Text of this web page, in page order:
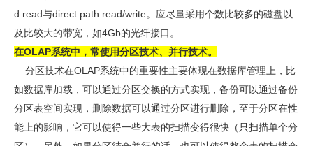
d read与direct path read/write。应尽量采用个数比较多的磁盘以
及比较大的带宽，如4Gb的光纤接口。
在OLAP系统中，常使用分区技术、并行技术。
分区技术在OLAP系统中的重要性主要体现在数据库管理上，比
如数据库加载，可以通过分区交换的方式实现，备份可以通过备份
分区表空间实现，删除数据可以通过分区进行删除，至于分区在性
能上的影响，它可以使得一些大表的扫描变得很快（只扫描单个分